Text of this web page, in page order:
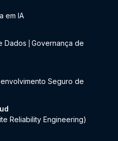
em IA
Dados
Governança de
Seguro de
Reliability Engineering)